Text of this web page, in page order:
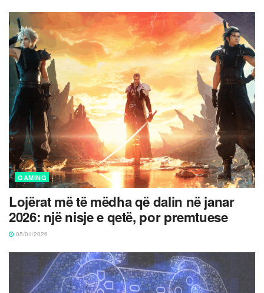
GAMING
Lojërat më të mëdha që dalin në janar
2026: një nisje e qetë, por premtuese
05/01/2026